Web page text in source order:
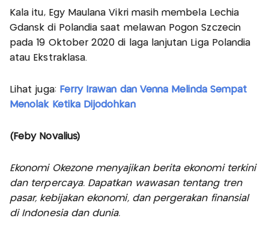
Kala itu, Egy Maulana Vikri masih membela Lechia
Gdansk di Polandia saat melawan Pogon Szczecin
pada 19 Oktober 2020 di laga lanjutan Liga Polandia
atau Ekstraklasa.
Lihat juga: Ferry Irawan dan Venna Melinda Sempat
Menolak Ketika Dijodohkan
(Feby Novalius)
Ekonomi Okezone menyajikan berita ekonomi terkini
dan terpercaya. Dapatkan wawasan tentang tren
pasar, kebijakan ekonomi, dan pergerakan finansial
di Indonesia dan dunia.